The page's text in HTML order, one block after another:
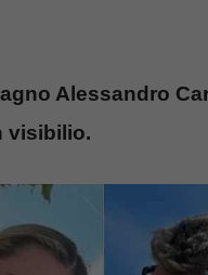
Alessandro
visibilio.